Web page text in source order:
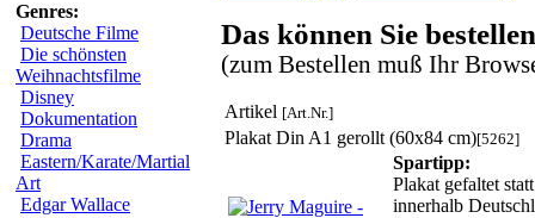
Genres:
Deutsche Filme
Die schönsten
Weihnachtsfilme
Disney
Dokumentation
Drama
Eastern/Karate/Martial
Art
Edgar Wallace
Das können Sie
(zum Bestellen muß Ihr
Artikel [Art.Nr.]
Plakat Din A1 gerollt (60x84 cm)[5262]
Spartipp:
Plakat gefaltet
innerhalb